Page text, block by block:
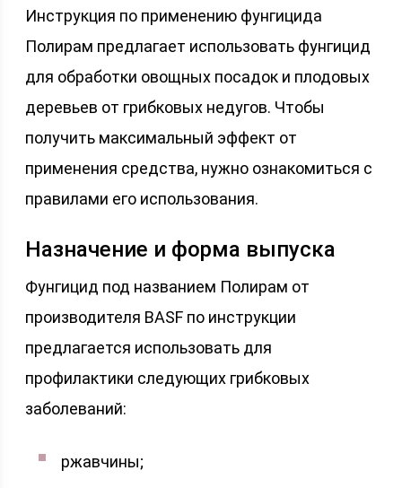
Инструкция по применению фунгицида
Полирам предлагает использовать фунгицид
для обработки овощных посадок и плодовых
деревьев от грибковых недугов. Чтобы
получить максимальный эффект от
применения средства, нужно ознакомиться с
правилами его использования.
Назначение и форма выпуска
Фунгицид под названием Полирам от
производителя BASF по инструкции
предлагается использовать для
профилактики следующих грибковых
заболеваний:
ржавчины;